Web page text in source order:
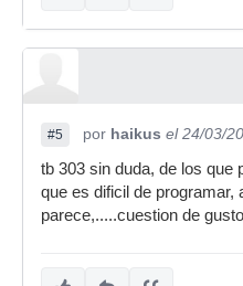
#5 por haikus el 24/03/
tb 303 sin duda, de los que
que es dificil de programar,
parece,.....cuestion de